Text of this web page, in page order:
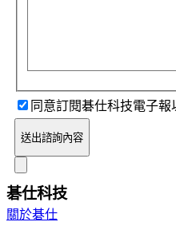
同意訂閱碁仕科技電子報
送出諮詢內容
碁仕科技
關於碁仕